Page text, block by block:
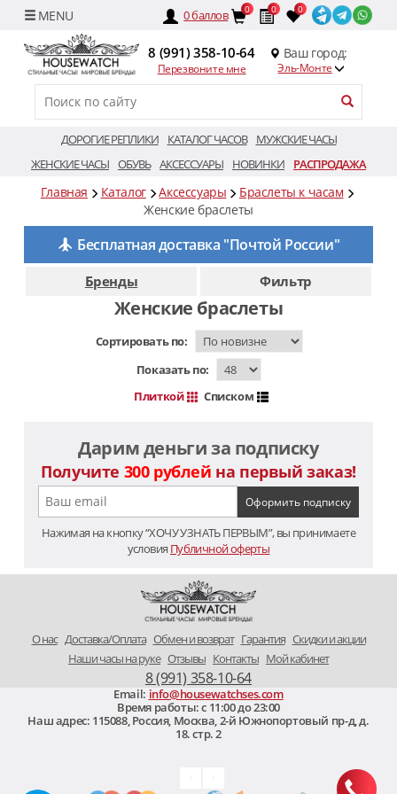
0баллов 0 0 0
8 (991) 358-10-64
Перезвоните мне
Ваш город:
Эль-Монте
ДОРОГИЕ РЕПЛИКИ КАТАЛОГ ЧАСОВ
МУЖСКИЕ ЧАСЫ
ЖЕНСКИЕ ЧАСЫ ОБУВЬ АКСЕССУАРЫ НОВИНКИ РАСПРОДАЖА
Главная Каталог Аксессуары
Браслеты к часам
Женские браслеты
Бесплатная доставка "Почтой России"
Бренды Фильтр
Женские браслеты
Сортировать по:
Показать по:
Плиткой
Списком
Дарим деньги за подписку
Получите 300 рублей на первый заказ!
Нажимая на кнопку “ХОЧУ УЗНАТЬ ПЕРВЫМ”, вы принимаете
условия Публичной оферты
O нас Доставка/Оплата Обмен и возврат Гарантия Скидки и акции
Наши часы на руке Отзывы Контакты Мой кабинет
8 (991) 358-10-64
Email: info@housewatchses.com
Время работы: c 11:00 до 23:00
Наш адрес: 115088, Россия, Москва 2-й Южнопортовый пр-д, д.
18. стр. 2